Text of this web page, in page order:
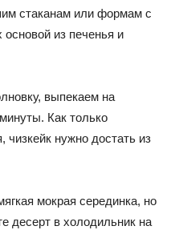
стаканам или формам с
основой из печенья и
выпекаем на
Как только
чизкейк нужно достать из
мокрая серединка, но
десерт в холодильник на